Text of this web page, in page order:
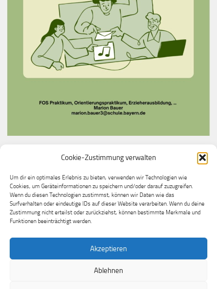
Cookie-Zustimmung verwalten
Um dir ein optimales Erlebnis zu bieten, verwenden wir Technologien wie
Cookies, um Geräteinformationen zu speichern und/oder darauf zuzugreifen.
Wenn du diesen Technologien zustimmst, können wir Daten wie das
Surfverhalten oder eindeutige IDs auf dieser Website verarbeiten. Wenn du deine
Zustimmung nicht erteilst oder zurückziehst, können bestimmte Merkmale und
Funktionen beeinträchtigt werden.
Akzeptieren
Ablehnen
Melde dich gerne bei unserer Praktikumslehrkraft
Frau Marion Bauer
Grundschule Mühldorf a.Inn-Altmühldorf © 2026. Alle Rechte